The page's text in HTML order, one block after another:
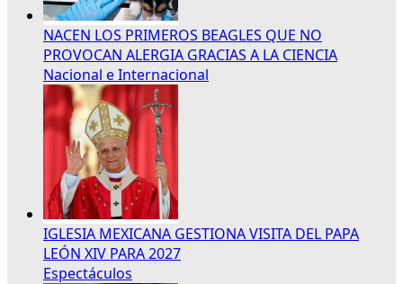
NACEN LOS PRIMEROS BEAGLES QUE NO
PROVOCAN ALERGIA GRACIAS A LA CIENCIA
Nacional e Internacional
IGLESIA MEXICANA GESTIONA VISITA DEL PAPA
LEÓN XIV PARA 2027
Espectáculos